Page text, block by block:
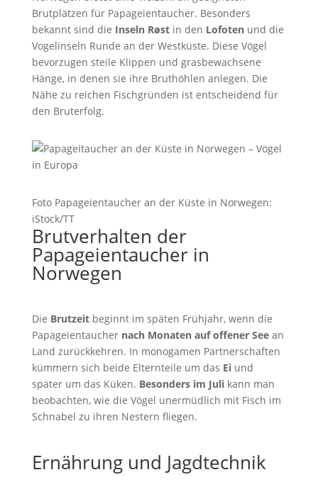
Brutplätzen für Papageientaucher. Besonders
bekannt sind die Inseln Røstin den Lofotenund die
Vogelinseln Runde an der Westküste. Diese Vögel
bevorzugen steile Klippen und grasbewachsene
Hänge, in denen sie ihre Bruthöhlen anlegen. Die
Nähe zu reichen Fischgründen ist entscheidend für
den Bruterfolg.
Foto Papageientaucher an der Küste in Norwegen:
iStock/TT
Brutverhalten der
Papageientaucher in
Norwegen
Die Brutzeitbeginnt im späten Frühjahr, wenn die
Papageientaucher nach Monaten auf offener Seean
Land zurückkehren. In monogamen Partnerschaften
kümmern sich beide Elternteile um das Eiund
später um das Küken. Besonders im Julikann man
beobachten, wie die Vögel unermüdlich mit Fisch im
Schnabel zu ihren Nestern fliegen.
Ernährung und Jagdtechnik